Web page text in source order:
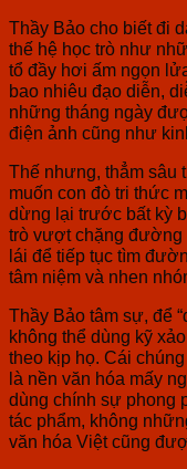
Thầy Bảo cho biết đi
thế hệ học trò như
tổ đầy hơi ấm ngọn
bao nhiêu đạo diễn,
những tháng ngày
điện ảnh cũng như
Thế nhưng, thẳm sâu
muốn con đò tri thức
dừng lại trước bất kỳ
trò vượt chặng đường
lái để tiếp tục tìm
tâm niệm và nhen
Thầy Bảo tâm sự, để
không thể dùng kỹ
theo kịp họ. Cái
là nền văn hóa mấy
dùng chính sự phong
tác phẩm, không
văn hóa Việt cũng